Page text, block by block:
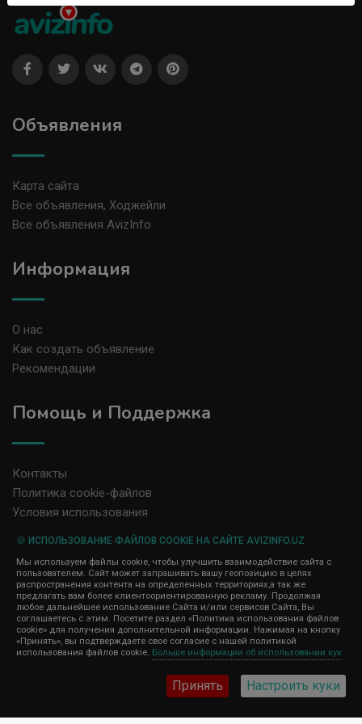
Объявления
Карта сайта
Все объявления, Ходжейли
Все объявления AvizInfo
Информация
О нас
Как создать объявление
Рекомендации
Помощь и Поддержка
Контакты
Политика cookie-файлов
Условия использования
содержание размещенных объявлений.
Мы ценим конфиденциальность наших пользователей. Мы не
передаем и не продаем личную информацию зарегистрированных
пользователей AvizInfo.uz третьим лицам. Мы не отвечаем за
правила конфиденциальности сайтов на которые ссылается
AvizInfo.uz. На некоторых страницах нашего сайта представлена
реклама Google Adsense Advertising Network. Чтобы узнать
подробней о правилах конфиденциальности Googleнажмите тут
🍪 ИСПОЛЬЗОВАНИЕ ФАЙЛОВ COOKIE НА САЙТЕ AVIZINFO.UZ
Мы используем файлы cookie, чтобы улучшить взаимодействие сайта с
пользователем. Сайт может запрашивать вашу геопозицию в целях
распространения контента на определенных территориях,а так же
предлагать вам более клиентоориентированную рекламу. Продолжая
любое дальнейшее использование Сайта и/или сервисов Сайта, Вы
соглашаетесь с этим. Посетите раздел «Политика использования файлов
cookie» для получения дополнительной информации. Нажимая на кнопку
«Принять», вы подтверждаете свое согласие с нашей политикой
использования файлов cookie. Больше информации об использовании кук
Принять Настроить куки